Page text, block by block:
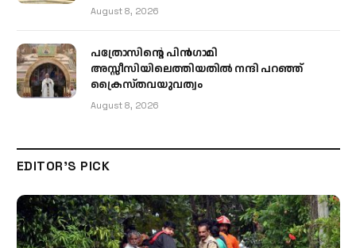
August 8, 2026
പത്രോസിന്റെ പിൻഗാമി
അസ്സീസിയിലെത്തിയതിൽ നന്ദി പറഞ്ഞ്
ക്രൈസ്തവയുവത്വം
August 8, 2026
EDITOR'S PICK